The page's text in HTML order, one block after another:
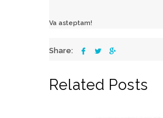
Va asteptam!
Share:
Related Posts